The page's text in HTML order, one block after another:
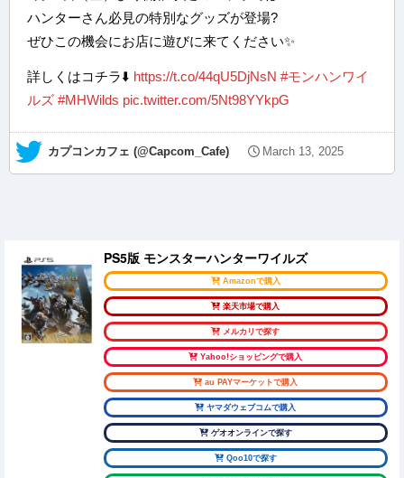
ハンターさん必見の特別なグッズが登場?
ぜひこの機会にお店に遊びに来てください✨
詳しくはコチラ⬇️ https://t.co/44qU5DjNsN #モンハンワイ
ルズ #MHWilds pic.twitter.com/5Nt98YYkpG
— カプコンカフェ (@Capcom_Cafe) March 13, 2025
PS5版 モンスターハンターワイルズ
Amazonで購入
楽天市場で購入
メルカリで探す
Yahoo!ショッピングで購入
au PAYマーケットで購入
ヤマダウェブコムで購入
ゲオオンラインで探す
Qoo10で探す